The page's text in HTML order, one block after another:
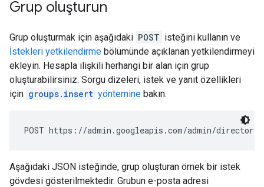
Grup oluşturun
Grup oluşturmak için aşağıdaki POST isteğini kullanın ve
İstekleri yetkilendirme bölümünde açıklanan yetkilendirmeyi
ekleyin. Hesapla ilişkili herhangi bir alan için grup
oluşturabilirsiniz. Sorgu dizeleri, istek ve yanıt özellikleri
için groups.insert yöntemine bakın.
POST https://admin.googleapis.com/admin/
Aşağıdaki JSON isteğinde, grup oluşturan örnek bir istek
gövdesi gösterilmektedir. Grubun e-posta adresi